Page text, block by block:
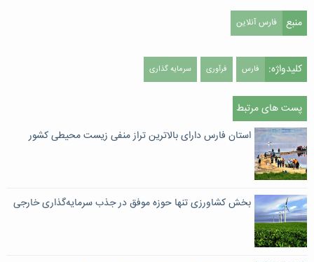
منبع فارس آنلاین
کلیدواژه: فارس فرآوری سرمایه گذاری
پست های مرتبط
استان فارس دارای بالاترین تراز منفی زیست محیطی کشور
بخش کشاورزی تنها حوزه موفق در جذب سرمایه‌گذاری خارجی